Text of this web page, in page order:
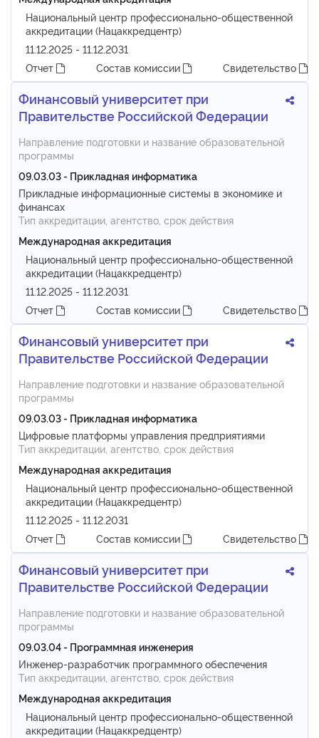
Национальный центр профессионально-общественной
аккредитации (Нацаккредцентр)
11.12.2025 - 11.12.2031
Отчет
Состав комиссии Свидетельство
Финансовый университет при
Правительстве Российской Федерации
Направление подготовки и название образовательной
программы
09.03.03 - Прикладная информатика
Прикладные информационные системы в экономике и
финансах
Тип аккредитации, агентство, срок действия
Международная аккредитация
Национальный центр профессионально-общественной
аккредитации (Нацаккредцентр)
11.12.2025 - 11.12.2031
Отчет
Состав комиссии Свидетельство
Финансовый университет при
Правительстве Российской Федерации
Направление подготовки и название образовательной
программы
09.03.03 - Прикладная информатика
Цифровые платформы управления предприятиями
Тип аккредитации, агентство, срок действия
Международная аккредитация
Национальный центр профессионально-общественной
аккредитации (Нацаккредцентр)
11.12.2025 - 11.12.2031
Отчет
Состав комиссии Свидетельство
Финансовый университет при
Правительстве Российской Федерации
Направление подготовки и название образовательной
программы
09.03.04 - Программная инженерия
Инженер-разработчик программного обеспечения
Тип аккредитации, агентство, срок действия
Международная аккредитация
Национальный центр профессионально-общественной
аккредитации (Нацаккредцентр)